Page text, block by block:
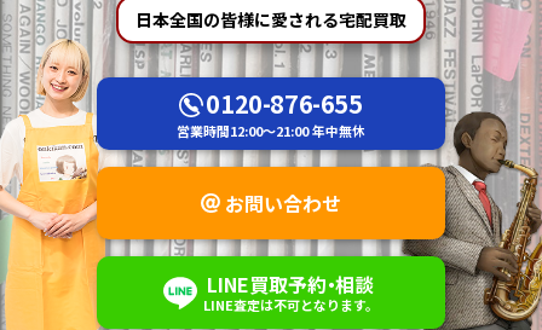
日本全国の皆様に愛される宅配買取
0120-876-655
営業時間12:00～21:00年中無休
お問い合わせ
LINE買取予約・相談
LINE査定は不可となります。